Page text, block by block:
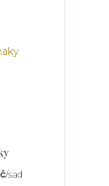
/sad